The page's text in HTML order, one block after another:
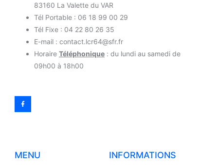
83160 La Valette du VAR
Tél Portable : 06 18 99 00 29
Tél Fixe : 04 22 80 26 35
E-mail : contact.lcr64@sfr.fr
Horaire Téléphonique : du lundi au samedi de
09h00 à 18h00
MENU INFORMATIONS